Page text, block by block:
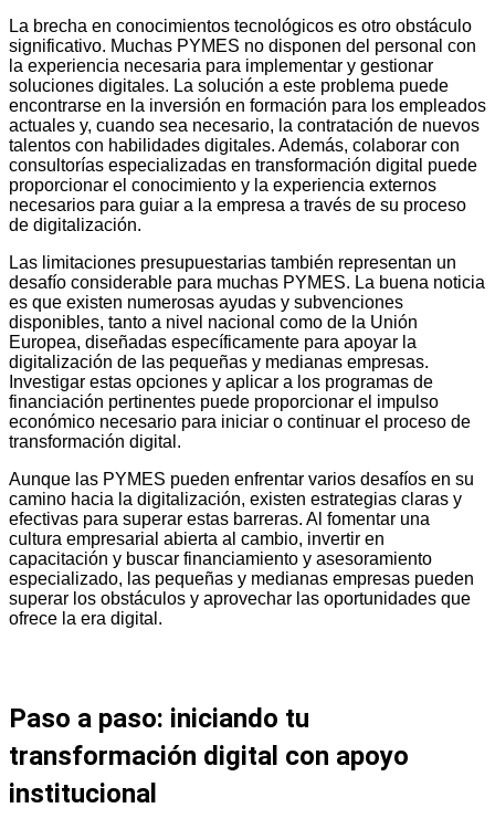
La brecha en conocimientos tecnológicos es otro obstáculo
significativo. Muchas PYMES no disponen del personal con
la experiencia necesaria para implementar y gestionar
soluciones digitales. La solución a este problema puede
encontrarse en la inversión en formación para los empleados
actuales y, cuando sea necesario, la contratación de nuevos
talentos con habilidades digitales. Además, colaborar con
consultorías especializadas en transformación digital puede
proporcionar el conocimiento y la experiencia externos
necesarios para guiar a la empresa a través de su proceso
de digitalización.
Las limitaciones presupuestarias también representan un
desafío considerable para muchas PYMES. La buena noticia
es que existen numerosas ayudas y subvenciones
disponibles, tanto a nivel nacional como de la Unión
Europea, diseñadas específicamente para apoyar la
digitalización de las pequeñas y medianas empresas.
Investigar estas opciones y aplicar a los programas de
financiación pertinentes puede proporcionar el impulso
económico necesario para iniciar o continuar el proceso de
transformación digital.
Aunque las PYMES pueden enfrentar varios desafíos en su
camino hacia la digitalización, existen estrategias claras y
efectivas para superar estas barreras. Al fomentar una
cultura empresarial abierta al cambio, invertir en
capacitación y buscar financiamiento y asesoramiento
especializado, las pequeñas y medianas empresas pueden
superar los obstáculos y aprovechar las oportunidades que
ofrece la era digital.
Paso a paso: iniciando tu
transformación digital con apoyo
institucional